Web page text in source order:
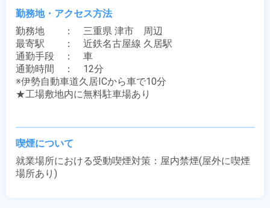
勤務地・アクセス方法
勤務地　　：　三重県 津市　周辺
最寄駅　　：　近鉄名古屋線 久居駅
通勤手段　：　車
通勤時間　：　12分
※伊勢自動車道久居ICから車で10分
★工場敷地内に無料駐車場あり
喫煙について
就業場所における受動喫煙対策：屋内禁煙(屋外に喫煙
場所あり)